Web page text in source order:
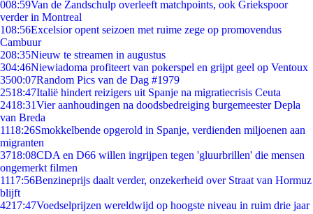
008:59Van de Zandschulp overleeft matchpoints, ook Griekspoor
verder in Montreal
108:56Excelsior opent seizoen met ruime zege op promovendus
Cambuur
208:35Nieuw te streamen in augustus
304:46Niewiadoma profiteert van pokerspel en grijpt geel op Ventoux
3500:07Random Pics van de Dag #1979
2518:47Italië hindert reizigers uit Spanje na migratiecrisis Ceuta
2418:31Vier aanhoudingen na doodsbedreiging burgemeester Depla
van Breda
1118:26Smokkelbende opgerold in Spanje, verdienden miljoenen aan
migranten
3718:08CDA en D66 willen ingrijpen tegen 'gluurbrillen' die mensen
ongemerkt filmen
1117:56Benzineprijs daalt verder, onzekerheid over Straat van Hormuz
blijft
4217:47Voedselprijzen wereldwijd op hoogste niveau in ruim drie jaar